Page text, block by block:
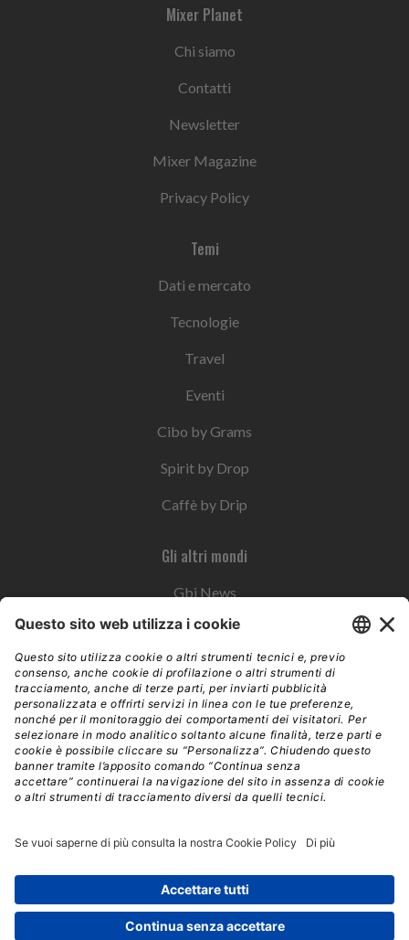
Mixer Planet
Chi siamo
Contatti
Newsletter
Mixer Magazine
Privacy Policy
Temi
Dati e mercato
Tecnologie
Travel
Eventi
Cibo by Grams
Spirit by Drop
Caffè by Drip
Gli altri mondi
Gbi News
Instoremag
Esplora il gruppo
Edra Edizioni
Edizioni LSWR
LSWR Group
Mixer è un prodotto del network Edra Edizioni. Direzione, amministrazione,
redazione, pubblicità | © Copyright 2026 – Tutti i diritti riservati | Partita IVA e C.F.
14392510963